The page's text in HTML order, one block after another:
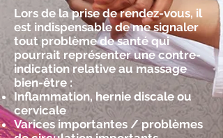
Lors de la prise de rendez-vous, il
est indispensable de me signaler
tout problème de santé qui
pourrait représenter une contre-
indication relative au massage
bien-être :
Inflammation, hernie discale ou
cervicale
Varices importantes / problèmes